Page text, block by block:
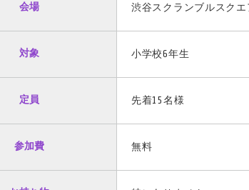
会場 渋谷スクランブルスク
対象 小学校6年生
定員 先着15名様
参加費 無料